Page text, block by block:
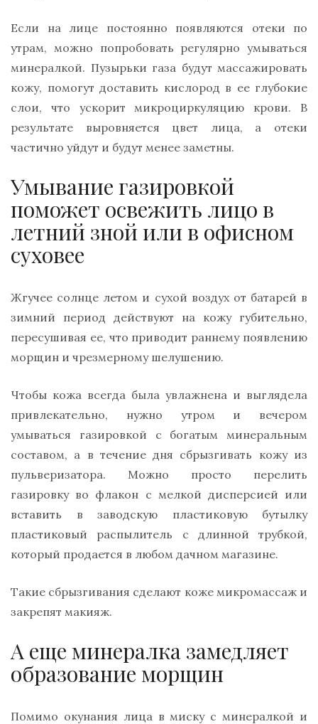
Если на лице постоянно появляются отеки по
утрам, можно попробовать регулярно умываться
минералкой. Пузырьки газа будут массажировать
кожу, помогут доставить кислород в ее глубокие
слои, что ускорит микроциркуляцию крови. В
результате выровняется цвет лица, а отеки
частично уйдут и будут менее заметны.
Умывание газировкой
поможет освежить лицо в
летний зной или в офисном
суховее
Жгучее солнце летом и сухой воздух от батарей в
зимний период действуют на кожу губительно,
пересушивая ее, что приводит раннему появлению
морщин и чрезмерному шелушению.
Чтобы кожа всегда была увлажнена и выглядела
привлекательно, нужно утром и вечером
умываться газировкой с богатым минеральным
составом, а в течение дня сбрызгивать кожу из
пульверизатора. Можно просто перелить
газировку во флакон с мелкой дисперсией или
вставить в заводскую пластиковую бутылку
пластиковый распылитель с длинной трубкой,
который продается в любом дачном магазине.
Такие сбрызгивания сделают коже микромассаж и
закрепят макияж.
А еще минералка замедляет
образование морщин
Помимо окунания лица в миску с минералкой и